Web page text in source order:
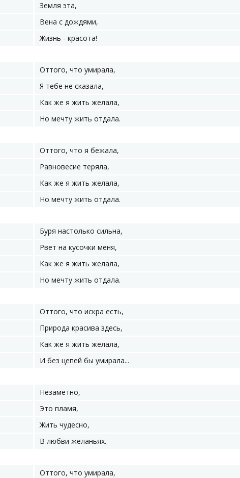
Земля эта,
Вена с дождями,
Жизнь - красота!
Оттого, что умирала,
Я тебе не сказала,
Как же я жить желала,
Но мечту жить отдала.
Оттого, что я бежала,
Равновесие теряла,
Как же я жить желала,
Но мечту жить отдала.
Буря настолько сильна,
Рвет на кусочки меня,
Как же я жить желала,
Но мечту жить отдала.
Оттого, что искра есть,
Природа красива здесь,
Как же я жить желала,
И без цепей бы умирала...
Незаметно,
Это пламя,
Жить чудесно,
В любви желаньях.
Оттого, что умирала,